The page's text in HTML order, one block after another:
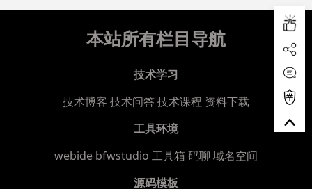
本站所有栏目导航
技术学习
技术博客 技术问答技术课程 资料下载
工具环境
webide bfwstudio 工具箱 码聊 域名空间
源码模板